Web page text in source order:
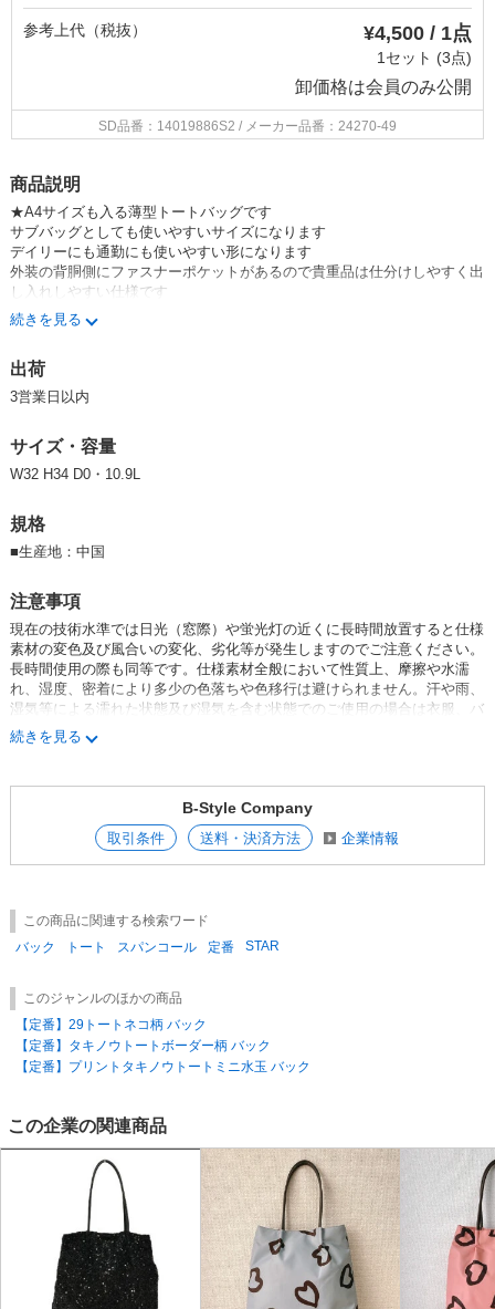
参考上代（税抜） ¥4,500 / 1点
1セット (3点)
卸価格は会員のみ公開
SD品番：14019886S2 / メーカー品番：24270-49
商品説明
★A4サイズも入る薄型トートバッグです
サブバッグとしても使いやすいサイズになります
デイリーにも通勤にも使いやすい形になります
外装の背胴側にファスナーポケットがあるので貴重品は仕分けしやすく出
し入れしやすい仕様です
お仕事用としても、日常の買い物などにも使いやすく、サブバッグとして
も用途が幅広い人気のシリーズです
少し大きめの柄をデザインしています。
春夏はTシャツに合わせやすく、秋冬はシャツ/ニット/コートにもぴった
続きを見る
出荷
3営業日以内
サイズ・容量
W32 H34 D0・10.9L
規格
■生産地：中国
注意事項
現在の技術水準では日光（窓際）や蛍光灯の近くに長時間放置すると仕様
素材の変色及び風合いの変化、劣化等が発生しますのでご注意ください。
長時間使用の際も同等です。仕様素材全般において性質上、摩擦や水濡
れ、湿度、密着により多少の色落ちや色移行は避けられません。汗や雨、
湿気等による濡れた状態及び湿気を含む状態でのご使用の場合は衣服、バ
ッグに入れた物に対して十分にご注意の上、ご使用ください。洗濯はお避
け下さい。この製品は、落下衝撃の際の内容物の保護はできません。特に
せん。外部からの圧力、衝撃についても同様です。また、内容物が著しく
重い物、または鋭利な物の場合は通常の使用でも製品を破損する恐れがあ
りますのでご注意ください。ファスナー、ホック、ボタン、金属、ストラ
ップ、ベルト等の付属物は正しくお使いください。誤った使用をされた場
合、もしくは極度の負荷、衝撃がかかった場合は、付属物及び製品が破損
続きを見る
B-Style Company
取引条件 送料・決済方法 企業情報
この商品に関連する検索ワード
バック
トート スパンコール 定番 STAR
このジャンルのほかの商品
【定番】29トートネコ柄 バック
【定番】タキノウトートボーダー柄 バック
【定番】プリントタキノウトートミニ水玉 バック
この企業の関連商品